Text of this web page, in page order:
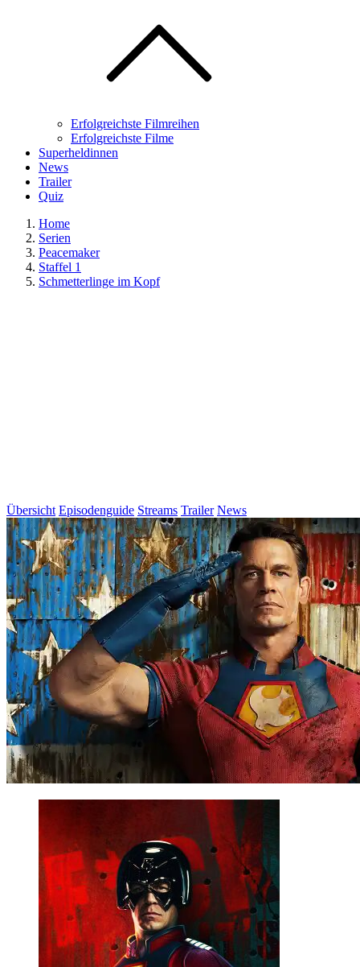
Erfolgreichste Filmreihen
Erfolgreichste Filme
Superheldinnen
News
Trailer
Quiz
Home
Serien
Peacemaker
Staffel 1
Schmetterlinge im Kopf
Übersicht Episodenguide Streams Trailer News